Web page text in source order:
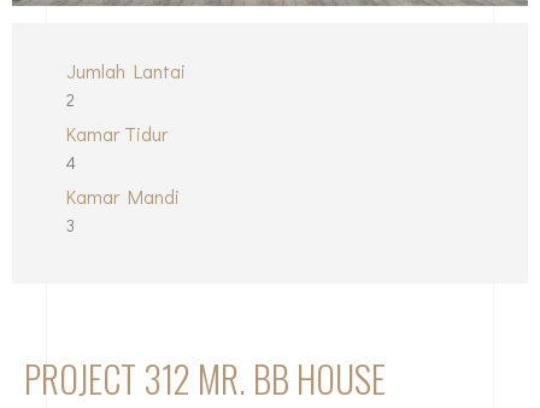
Jumlah Lantai
2
Kamar Tidur
4
Kamar Mandi
3
PROJECT 312 MR. BB HOUSE